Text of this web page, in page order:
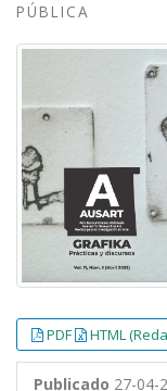
PÚBLICA
PDF HTML
Publicado 27-04-